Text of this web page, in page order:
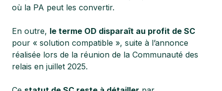
où la PA peut les convertir.
En outre, le terme OD disparaît au profit de SC
pour « solution compatible », suite à l’annonce
réalisée lors de la réunion de la Communauté des
relais en juillet 2025.